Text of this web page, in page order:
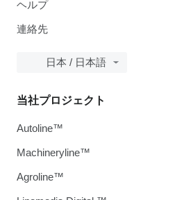
ヘルプ
連絡先
日本 / 日本語
当社プロジェクト
Autoline™
Machineryline™
Agroline™